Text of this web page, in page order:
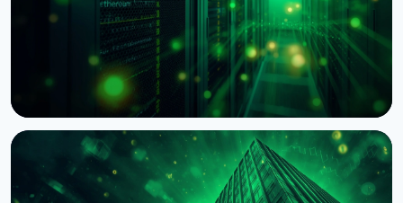
НОВИНА
BNY Mellon запускає стейкінг для інституційних
клієнтів разом із Galaxy